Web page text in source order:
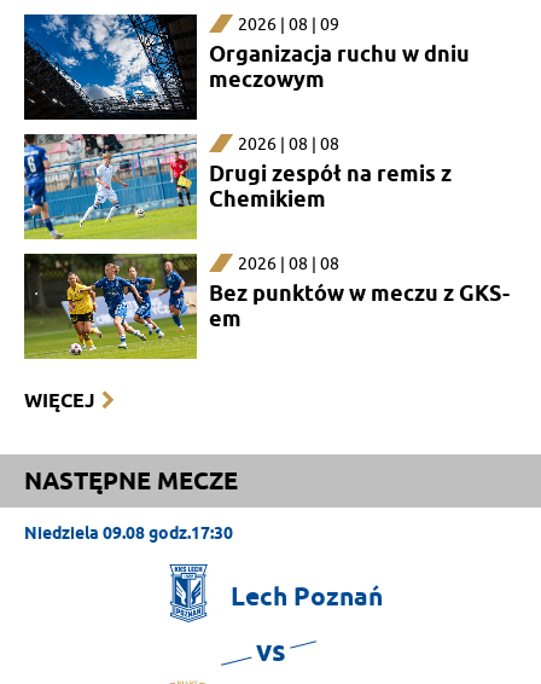
2026 | 08 | 09
Organizacja ruchu w dniu
meczowym
2026 | 08 | 08
Drugi zespół na remis z
Chemikiem
2026 | 08 | 08
Bez punktów w meczu z GKS-
em
WIĘCEJ
NASTĘPNE MECZE
Niedziela 09.08 godz.17:30
Lech Poznań
vs